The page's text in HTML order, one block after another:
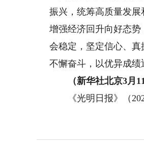
振兴，统筹高质量发
增强经济回升向好态
会稳定，坚定信心、
不懈奋斗，以优异成绩
（新华社北京3月11
《光明日报》（